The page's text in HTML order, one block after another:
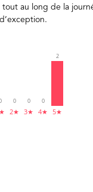
au long de la
0
2★
0
3★
0
4★
2
5★